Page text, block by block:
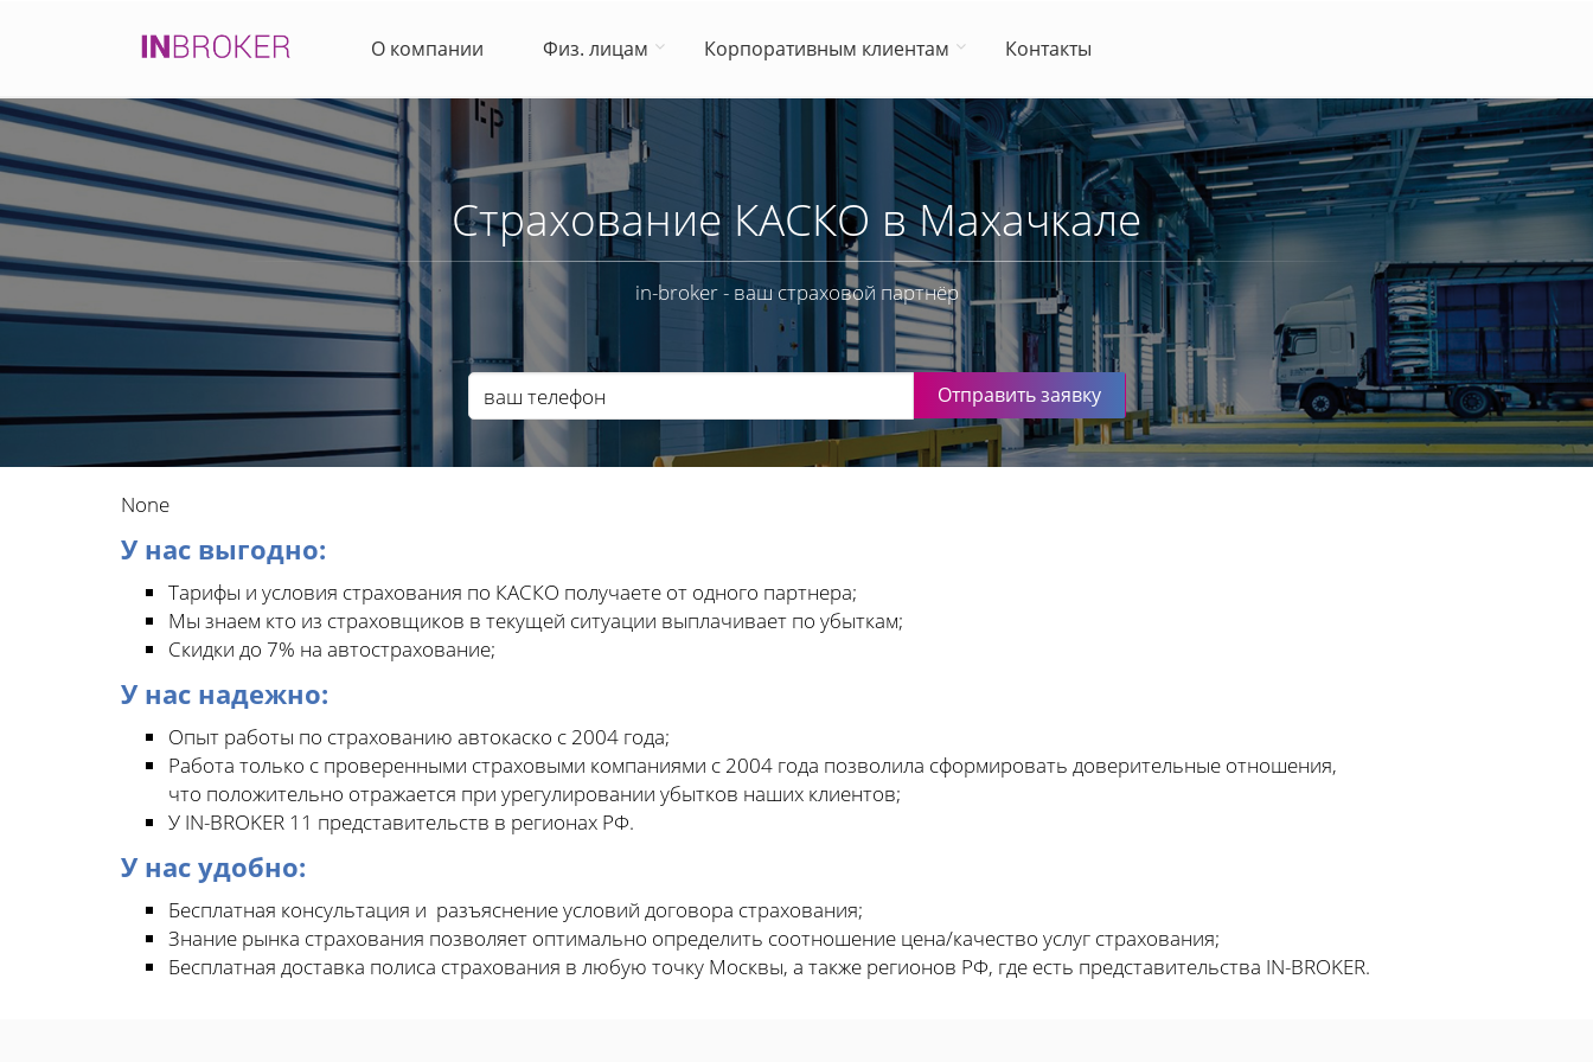
О компании Физ. лицам Корпоративным клиентам Контакты
Страхование КАСКО в Махачкале
in-broker - ваш страховой партнёр
Отправить заявку
None
У нас выгодно:
Тарифы и условия страхования по КАСКО получаете от одного партнера;
Мы знаем кто из страховщиков в текущей ситуации выплачивает по убыткам;
Скидки до 7% на автострахование;
У нас надежно:
Опыт работы по страхованию автокаско с 2004 года;
Работа только с проверенными страховыми компаниями с 2004 года позволила сформировать доверительные отношения,
что положительно отражается при урегулировании убытков наших клиентов;
У IN-BROKER 11 представительств в регионах РФ.
У нас удобно:
Бесплатная консультация и разъяснение условий договора страхования;
Знание рынка страхования позволяет оптимально определить соотношение цена/качество услуг страхования;
Бесплатная доставка полиса страхования в любую точку Москвы, а также регионов РФ, где есть представительства IN-BROKER.